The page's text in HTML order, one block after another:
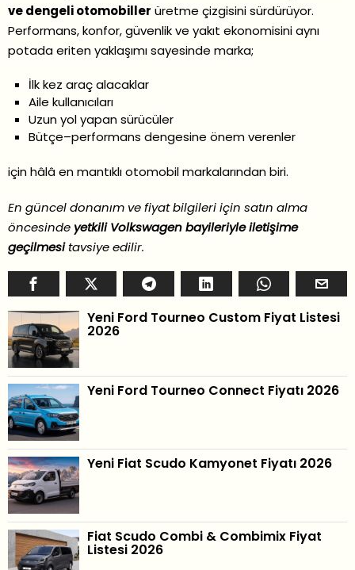
ve dengeli otomobiller üretme çizgisini sürdürüyor.
Performans, konfor, güvenlik ve yakıt ekonomisini aynı
potada eriten yaklaşımı sayesinde marka;
İlk kez araç alacaklar
Aile kullanıcıları
Uzun yol yapan sürücüler
Bütçe–performans dengesine önem verenler
için hâlâ en mantıklı otomobil markalarından biri.
En güncel donanım ve fiyat bilgileri için satın alma
öncesinde yetkili Volkswagen bayileriyle iletişime
geçilmesitavsiye edilir.
Yeni Ford Tourneo Custom Fiyat Listesi
2026
Yeni Ford Tourneo Connect Fiyatı 2026
Yeni Fiat Scudo Kamyonet Fiyatı 2026
Fiat Scudo Combi & Combimix Fiyat
Listesi 2026